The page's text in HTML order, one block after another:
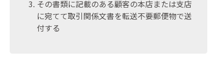
その書類に記載のある顧客の本店または支店
に宛てて取引関係文書を転送不要郵便物で送
付する